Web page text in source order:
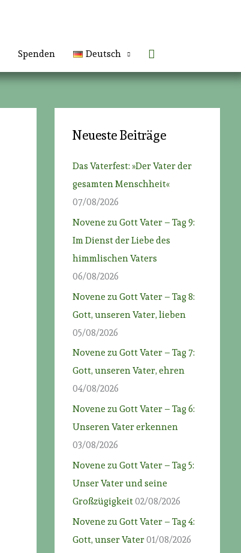
Spenden Deutsch Suchen
Neueste Beiträge
Das Vaterfest: »Der Vater der
gesamten Menschheit«
07/08/2026
Novene zu Gott Vater – Tag 9:
Im Dienst der Liebe des
himmlischen Vaters
06/08/2026
Novene zu Gott Vater – Tag 8:
Gott, unseren Vater, lieben
05/08/2026
Novene zu Gott Vater – Tag 7:
Gott, unseren Vater, ehren
04/08/2026
Novene zu Gott Vater – Tag 6:
Unseren Vater erkennen
03/08/2026
Novene zu Gott Vater – Tag 5:
Unser Vater und seine
Großzügigkeit02/08/2026
Novene zu Gott Vater – Tag 4:
Gott, unser Vater01/08/2026